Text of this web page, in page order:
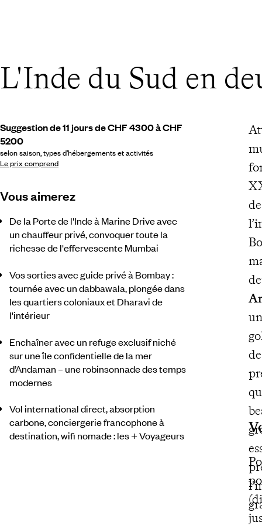
L'Inde du Sud en
Suggestion de 11 jours de CHF 4300 à CHF
5200
selon saison, types d’hébergements et activités
Le prix comprend
Vous aimerez
De la Porte de l'Inde à Marine Drive avec
un chauffeur privé, convoquer toute la
richesse de l'effervescente Mumbai
Vos sorties avec guide privé à Bombay :
tournée avec un dabbawala, plongée dans
les quartiers coloniaux et Dharavi de
l'intérieur
Enchaîner avec un refuge exclusif niché
sur une île confidentielle de la mer
d’Andaman – une robinsonnade des temps
modernes
Vol international direct, absorption
carbone, conciergerie francophone à
destination, wifi nomade : les + Voyageurs